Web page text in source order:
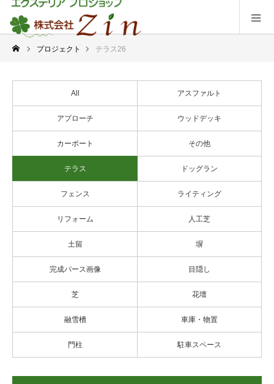
プロジェクト テラス26
All アスファルト
アプローチ ウッドデッキ
カーポート その他
テラス ドッグラン
フェンス ライティング
リフォーム 人工芝
土留 塀
完成パース画像 目隠し
芝 花壇
融雪槽 車庫・物置
門柱 駐車スペース